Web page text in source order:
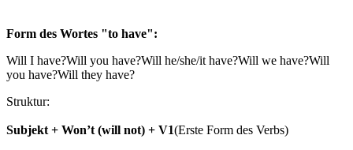
Form des Wortes "to have":
Will I have?Will you have?Will he/she/it have?Will we have?Will
you have?Will they have?
Struktur:
Subjekt + Won’t (will not) + V1(Erste Form des Verbs)